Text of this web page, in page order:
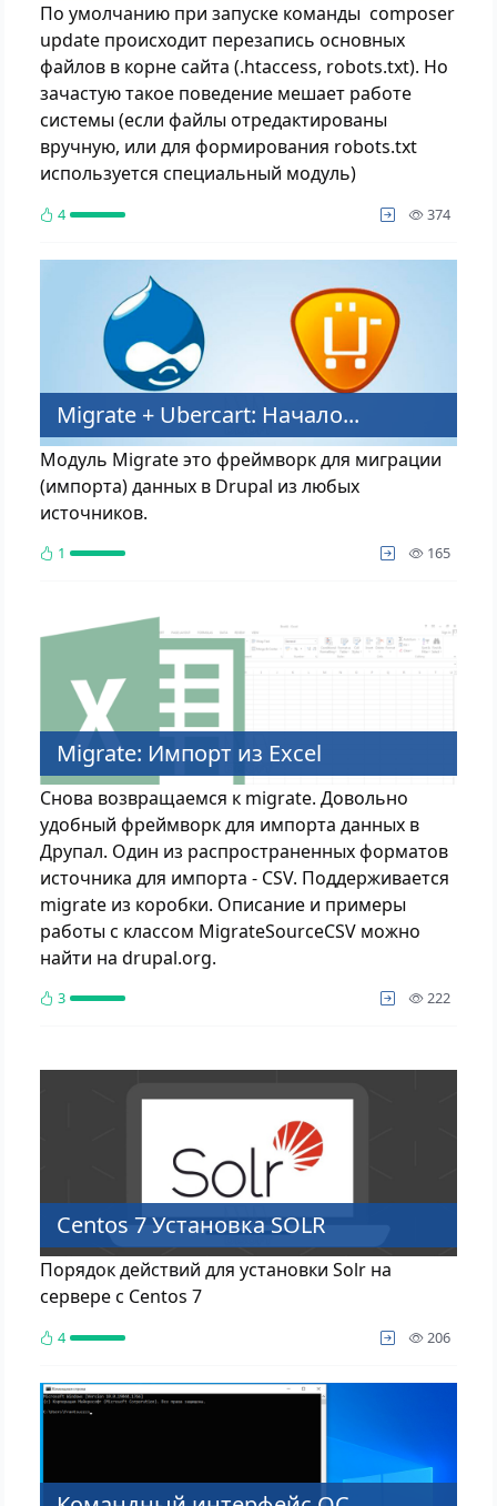
По умолчанию при запуске команды composer
update происходит перезапись основных
файлов в корне сайта (.htaccess, robots.txt). Но
зачастую такое поведение мешает работе
системы (если файлы отредактированы
вручную, или для формирования robots.txt
используется специальный модуль)
4 374
Migrate + Ubercart: Начало...
Модуль Migrate это фреймворк для миграции
(импорта) данных в Drupal из любых
источников.
1 165
Migrate: Импорт из Excel
Снова возвращаемся к migrate. Довольно
удобный фреймворк для импорта данных в
Друпал. Один из распространенных форматов
источника для импорта - CSV. Поддерживается
migrate из коробки. Описание и примеры
работы с классом MigrateSourceCSV можно
найти на drupal.org.
3 222
Centos 7 Установка SOLR
Порядок действий для установки Solr на
сервере с Centos 7
4 206